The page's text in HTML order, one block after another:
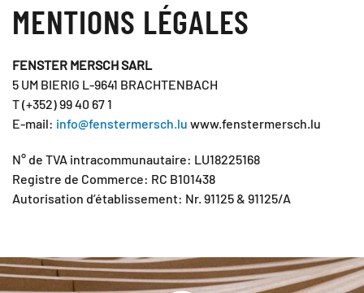
MENTIONS LÉGALES
FENSTER MERSCH SARL
5 UM BIERIG L-9641 BRACHTENBACH
T (+352) 99 40 67 1
E-mail: info@fenstermersch.lu www.fenstermersch.lu
N° de TVA intracommunautaire: LU18225168
Registre de Commerce: RC B101438
Autorisation d’établissement: Nr. 91125 & 91125/A